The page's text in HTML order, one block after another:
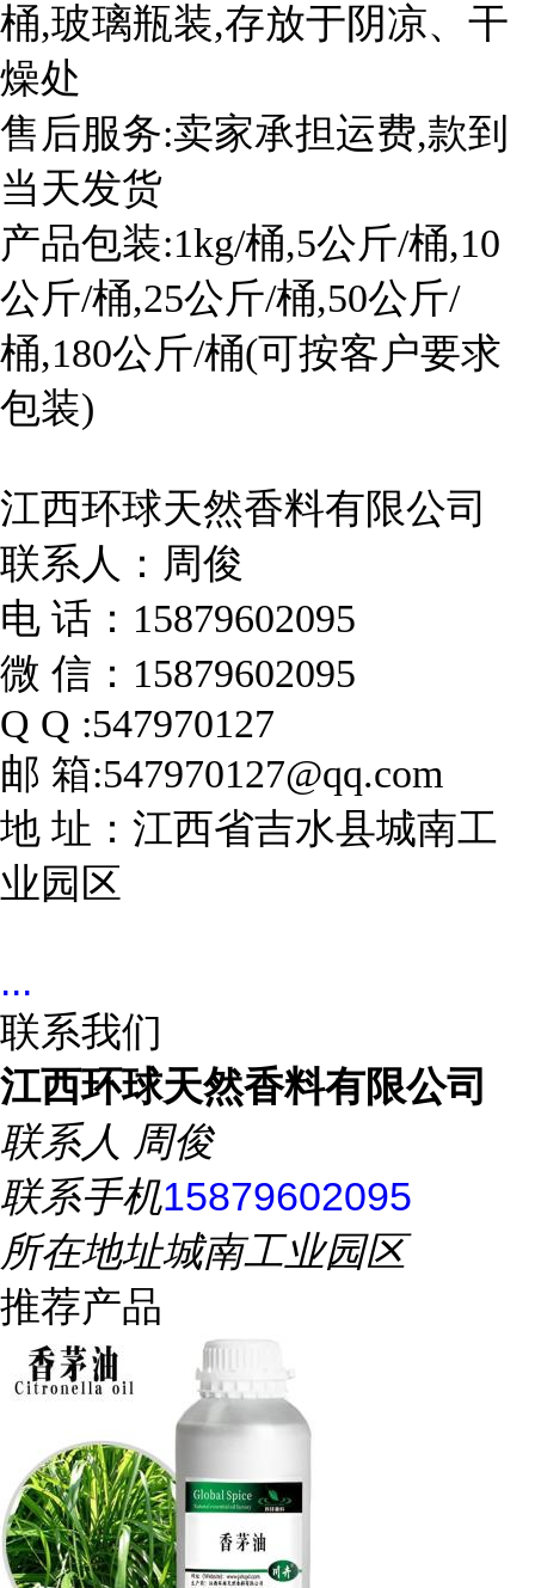
桶,玻璃瓶装,存放于阴凉、干
燥处
售后服务:卖家承担运费,款到
当天发货
产品包装:1kg/桶,5公斤/桶,10
公斤/桶,25公斤/桶,50公斤/
桶,180公斤/桶(可按客户要求
包装)
江西环球天然香料有限公司
联系人：周俊
电 话：15879602095
微 信：15879602095
Q Q :547970127
邮 箱:547970127@qq.com
地 址：江西省吉水县城南工
业园区
...
联系我们
江西环球天然香料有限公司
联系人 周俊
联系手机15879602095
所在地址城南工业园区
推荐产品